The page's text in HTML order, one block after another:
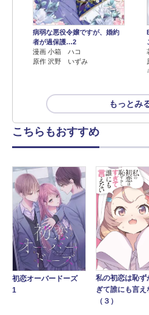
病弱な悪役令嬢ですが、婚約
者が過保護…2
漫画 小箱 ハコ
原作 沢野 いずみ
もっとみ
こちらもおすすめ
初恋オーバードーズ
1
私の初恋は恥ず
ぎて誰にも言え
（３）